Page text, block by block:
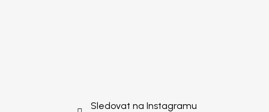
Sledovat na Instagramu